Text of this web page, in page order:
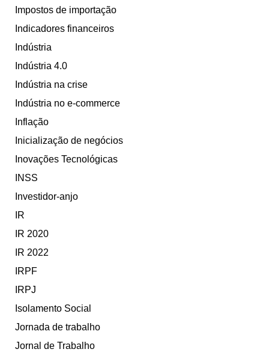
Impostos de importação
Indicadores financeiros
Indústria
Indústria 4.0
Indústria na crise
Indústria no e-commerce
Inflação
Inicialização de negócios
Inovações Tecnológicas
INSS
Investidor-anjo
IR
IR 2020
IR 2022
IRPF
IRPJ
Isolamento Social
Jornada de trabalho
Jornal de Trabalho